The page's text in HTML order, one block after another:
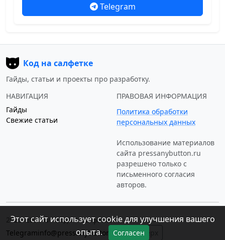
Telegram
Код на салфетке
Гайды, статьи и проекты про разработку.
НАВИГАЦИЯ
Гайды
Свежие статьи
ПРАВОВАЯ ИНФОРМАЦИЯ
Политика обработки
персональных данных
Использование материалов
сайта pressanybutton.ru
разрешено только c
письменного согласия
авторов.
2023–2026 © «Код на салфетке»
Telegraminfo@pressanybutton.ru ↑ Наверх
Этот сайт использует cookie для улучшения вашего
опыта.
Согласен